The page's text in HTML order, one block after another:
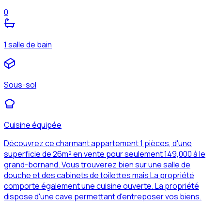
0
1 salle de bain
Sous-sol
Cuisine équipée
Découvrez ce charmant appartement 1 pièces, d'une
superficie de 26m² en vente pour seulement 149,000 à le
grand-bornand. Vous trouverez bien sur une salle de
douche et des cabinets de toilettes mais La propriété
comporte également une cuisine ouverte. La propriété
dispose d'une cave permettant d'entreposer vos biens.